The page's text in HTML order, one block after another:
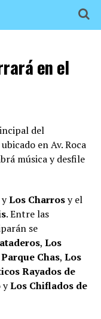
en el
del
en Av. Roca
música y desfile
Los Charrosy el
. Entre las
se
, Los
Chas, Los
Rayados de
yLos Chiflados de